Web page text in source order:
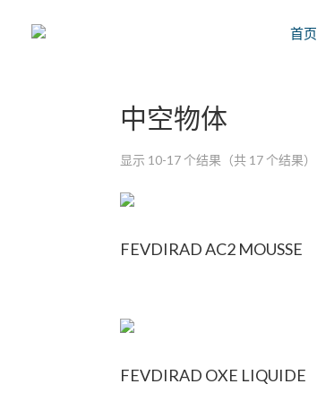
首页
中空物体
显示 10-17 个结果（共 17 个结果）
FEVDIRAD AC2 MOUSSE
FEVDIRAD OXE LIQUIDE